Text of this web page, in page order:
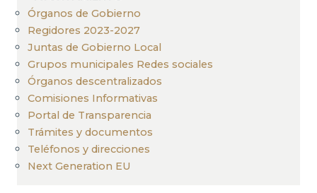
PERFIL
DEL
CONTRATANTE
ANUNCIOS
ayuda
a
la
navegación
Órganos de Gobierno
Regidores 2023-2027
Juntas de Gobierno Local
Grupos municipales Redes sociales
Órganos descentralizados
Comisiones Informativas
Portal de Transparencia
Trámites y documentos
Teléfonos y direcciones
Next Generation EU